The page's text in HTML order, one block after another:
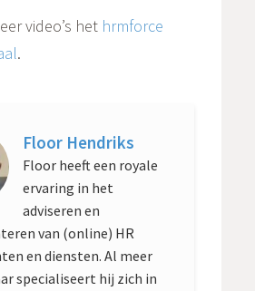
video’s het hrmforce
.
Floor Hendriks
Floor heeft een royale
ervaring in het
adviseren en
van (online) HR
en diensten. Al meer
specialiseert hij zich in